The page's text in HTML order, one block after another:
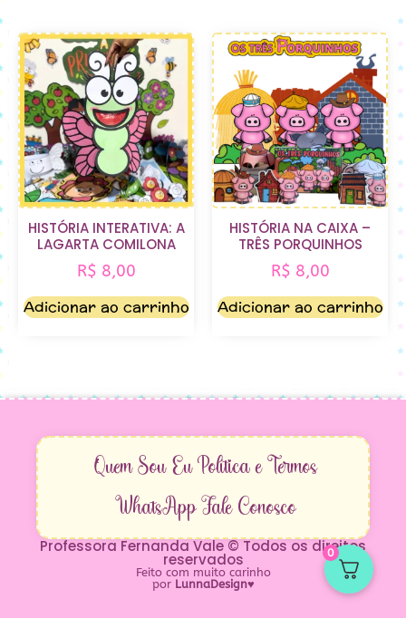
HISTÓRIA INTERATIVA: A
LAGARTA COMILONA
R$ 8,00
Adicionar ao carrinho
HISTÓRIA NA CAIXA –
TRÊS PORQUINHOS
R$ 8,00
Adicionar ao carrinho
Quem Sou EuPolítica e Termos
WhatsAppFale Conosco
Professora Fernanda Vale © Todos os direitos
reservados
Feito com muito carinho
por LunnaDesign♥
0